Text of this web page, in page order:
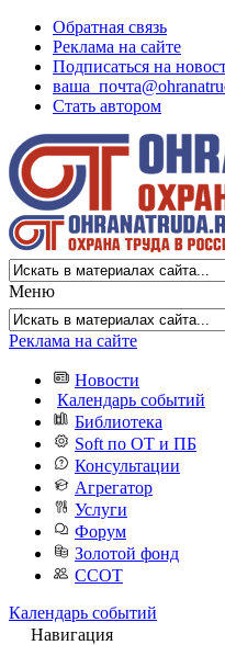
Обратная связь
Реклама на сайте
Подписаться на
Стать автором
Меню
Реклама на сайте
Новости
Календарь событий
Библиотека
Soft по ОТ и ПБ
Консультации
Агрегатор
Услуги
Форум
Золотой фонд
ССОТ
Календарь событий
Навигация